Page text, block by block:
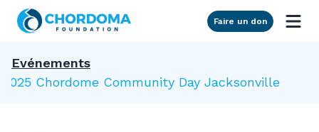
Skip to Main Content
Faire un don
Evénements
2025 Chordome Community Day Jacksonville